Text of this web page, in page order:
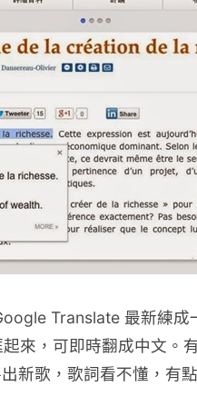
Translate 最新練
來，可即時翻成中文。
新歌，歌詞看不懂，有